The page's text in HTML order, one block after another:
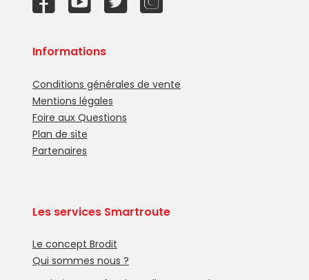
Informations
Conditions générales de vente
Mentions légales
Foire aux Questions
Plan de site
Partenaires
Les services Smartroute
Le concept Brodit
Qui sommes nous ?